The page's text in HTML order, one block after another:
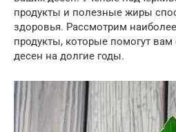
продукты и полезные жиры
здоровья. Рассмотрим
продукты, которые помогут вам
десен на долгие годы.